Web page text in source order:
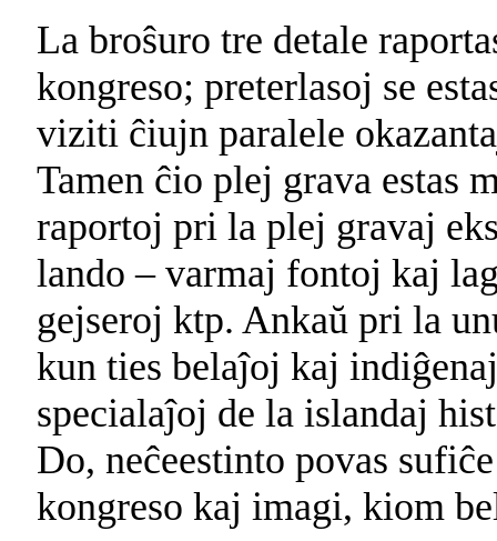
La broŝuro tre detale
kongreso; preterlasoj se
viziti ĉiujn paralele
Tamen ĉio plej grava estas
raportoj pri la plej gravaj
lando – varmaj fontoj kaj
gejseroj ktp. Ankaŭ pri la
kun ties belaĵoj kaj
specialaĵoj de la islandaj
Do, neĉeestinto povas
kongreso kaj imagi, kiom